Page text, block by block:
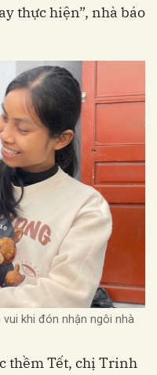
thực hiện”, nhà báo
khi đón nhận ngôi nhà
thềm Tết, chị Trinh